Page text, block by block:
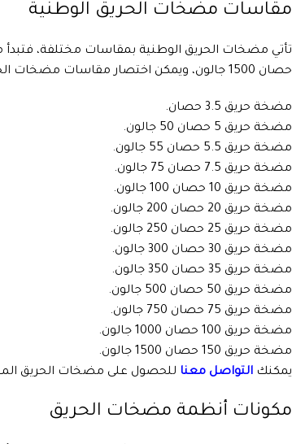
مقاسات مضخات الحريق الوطنية
حصان 1500 جالون، ويمكن اختصار مقاسات مضخات الحريق التجميع المحلي كما يلي:
مضخة حريق 3.5 حصان.
مضخة حريق 5 حصان 50 جالون.
مضخة حريق 5.5 حصان 55 جالون.
مضخة حريق 7.5 حصان 75 جالون.
مضخة حريق 10 حصان 100 جالون.
مضخة حريق 20 حصان 200 جالون.
مضخة حريق 25 حصان 250 جالون.
مضخة حريق 30 حصان 300 جالون.
مضخة حريق 35 حصان 350 جالون.
مضخة حريق 50 حصان 500 جالون.
مضخة حريق 75 حصان 750 جالون.
مضخة حريق 100 حصان 1000 جالون.
مضخة حريق 150 حصان 1500 جالون.
يمكنك التواصل معنا للحصول على مضخات الحريق
مكونات أنظمة مضخات الحريق